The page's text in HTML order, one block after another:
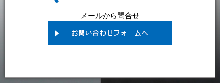
メールから問合せ